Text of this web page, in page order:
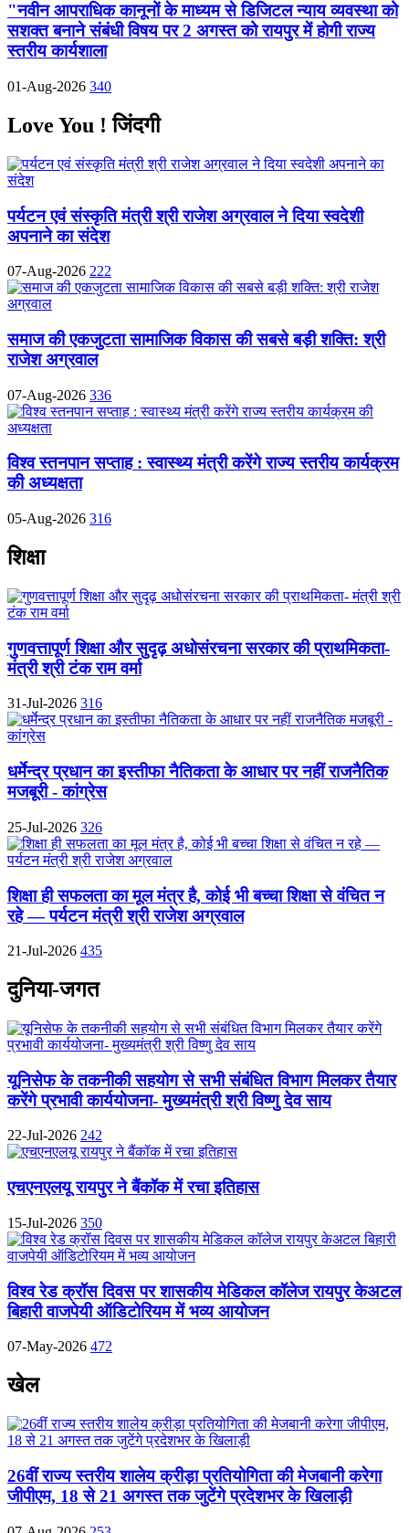
"नवीन आपराधिक कानूनों के माध्यम से डिजिटल न्याय व्यवस्था को
सशक्त बनाने संबंधी विषय पर 2 अगस्त को रायपुर में होगी राज्य
स्तरीय कार्यशाला
01-Aug-2026 340
Love You ! जिंदगी
पर्यटन एवं संस्कृति मंत्री श्री राजेश अग्रवाल ने दिया स्वदेशी
अपनाने का संदेश
07-Aug-2026 222
समाज की एकजुटता सामाजिक विकास की सबसे बड़ी शक्ति: श्री
राजेश अग्रवाल
07-Aug-2026 336
विश्व स्तनपान सप्ताह : स्वास्थ्य मंत्री करेंगे राज्य स्तरीय कार्यक्रम
की अध्यक्षता
05-Aug-2026 316
शिक्षा
गुणवत्तापूर्ण शिक्षा और सुदृढ़ अधोसंरचना सरकार की प्राथमिकता-
मंत्री श्री टंक राम वर्मा
31-Jul-2026 316
धर्मेन्द्र प्रधान का इस्तीफा नैतिकता के आधार पर नहीं राजनैतिक
मजबूरी - कांग्रेस
25-Jul-2026 326
शिक्षा ही सफलता का मूल मंत्र है, कोई भी बच्चा शिक्षा से वंचित न
रहे — पर्यटन मंत्री श्री राजेश अग्रवाल
21-Jul-2026 435
दुनिया-जगत
यूनिसेफ के तकनीकी सहयोग से सभी संबंधित विभाग मिलकर तैयार
करेंगे प्रभावी कार्ययोजना- मुख्यमंत्री श्री विष्णु देव साय
22-Jul-2026 242
एचएनएलयू रायपुर ने बैंकॉक में रचा इतिहास
15-Jul-2026 350
विश्व रेड क्रॉस दिवस पर शासकीय मेडिकल कॉलेज रायपुर केअटल
बिहारी वाजपेयी ऑडिटोरियम में भव्य आयोजन
07-May-2026 472
खेल
26वीं राज्य स्तरीय शालेय क्रीड़ा प्रतियोगिता की मेजबानी करेगा
जीपीएम, 18 से 21 अगस्त तक जुटेंगे प्रदेशभर के खिलाड़ी